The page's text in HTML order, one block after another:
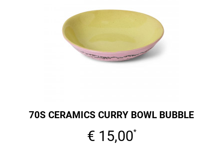
70S CERAMICS CURRY BOWL BUBBLE
€ 15,00*